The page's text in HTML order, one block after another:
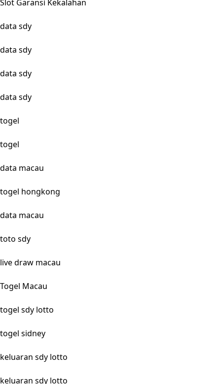
Slot Garansi Kekalahan
data sdy
data sdy
data sdy
data sdy
togel
togel
data macau
togel hongkong
data macau
toto sdy
live draw macau
Togel Macau
togel sdy lotto
togel sidney
keluaran sdy lotto
keluaran sdy lotto